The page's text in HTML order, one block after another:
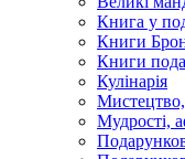
Книга у
Книги
Книги
Кулінарія
Мудрості,